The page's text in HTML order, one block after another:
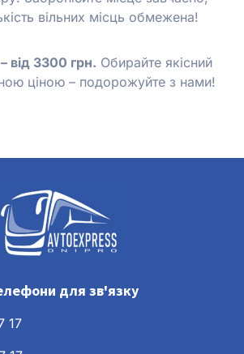
вільних місць обмежена!
від 3300 грн. Обирайте якісний
ціною – подорожуйте з нами!
для зв'язку
17